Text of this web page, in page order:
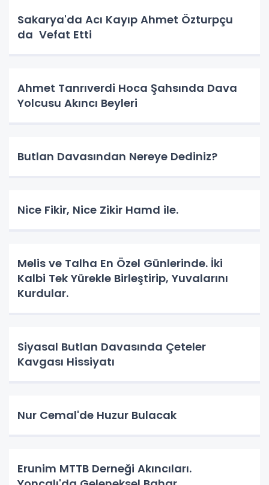
Sakarya'da Acı Kayıp Ahmet Özturpçu
da Vefat Etti
Ahmet Tanrıverdi Hoca Şahsında Dava
Yolcusu Akıncı Beyleri
Butlan Davasından Nereye Dediniz?
Nice Fikir, Nice Zikir Hamd ile.
Melis ve Talha En Özel Günlerinde. İki
Kalbi Tek Yürekle Birleştirip, Yuvalarını
Kurdular.
Siyasal Butlan Davasında Çeteler
Kavgası Hissiyatı
Nur Cemal'de Huzur Bulacak
Erunim MTTB Derneği Akıncıları.